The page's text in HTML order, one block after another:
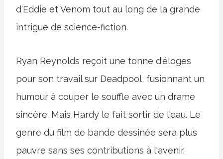
d'Eddie et Venom tout au long de la grande
intrigue de science-fiction.
Ryan Reynolds reçoit une tonne d'éloges
pour son travail sur Deadpool, fusionnant un
humour à couper le souffle avec un drame
sincère. Mais Hardy le fait sortir de l'eau. Le
genre du film de bande dessinée sera plus
pauvre sans ses contributions à l'avenir.